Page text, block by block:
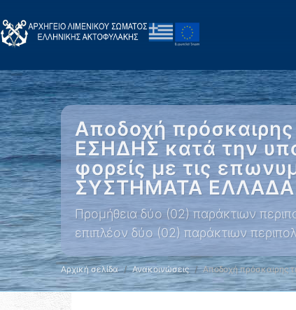
Αποδοχή πρόσκαιρης
ΕΣΗΔΗΣ κατά την
φορείς με τις
ΣΥΣΤΗΜΑΤΑ
Προμήθεια δύο (02) παράκτιων
επιπλέον δύο (02) παράκτιων
Αρχική σελίδα Ανακοινώσεις Αποδοχή πρόσκαιρης